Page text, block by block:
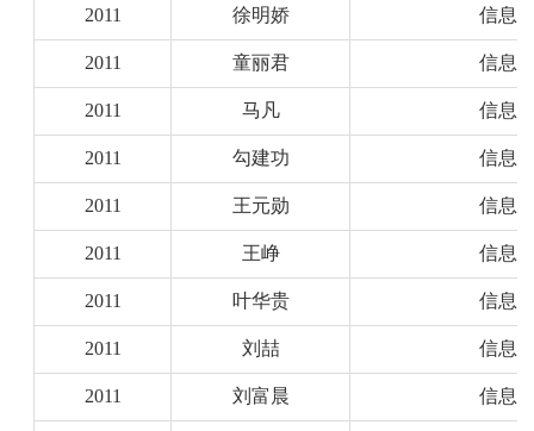
2011 徐明娇 信息
2011 童丽君 信息
2011 马凡 信息
2011 勾建功 信息
2011 王元勋 信息
2011 王峥 信息
2011 叶华贵 信息
2011 刘喆 信息
2011 刘富晨 信息